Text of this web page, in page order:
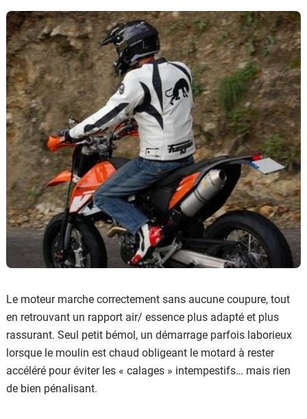
Le moteur marche correctement sans aucune coupure, tout
en retrouvant un rapport air/ essence plus adapté et plus
rassurant. Seul petit bémol, un démarrage parfois laborieux
lorsque le moulin est chaud obligeant le motard à rester
accéléré pour éviter les « calages » intempestifs… mais rien
de bien pénalisant.